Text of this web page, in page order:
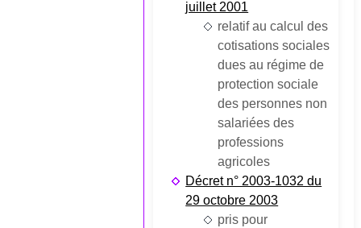
juillet 2001
relatif au calcul des
cotisations sociales
dues au régime de
protection sociale
des personnes non
salariées des
professions
agricoles
Décret n° 2003-1032 du
29 octobre 2003
pris pour